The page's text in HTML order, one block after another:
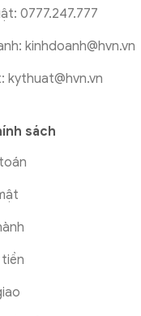
0777.247.777
kinhdoanh@hvn.vn
kythuat@hvn.vn
sách